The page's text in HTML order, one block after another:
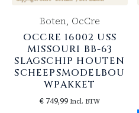
Boten, OcCre
OCCRE 16002 USS
MISSOURI BB-63
SLAGSCHIP HOUTEN
SCHEEPSMODELBOU
WPAKKET
€749,99 Incl. BTW